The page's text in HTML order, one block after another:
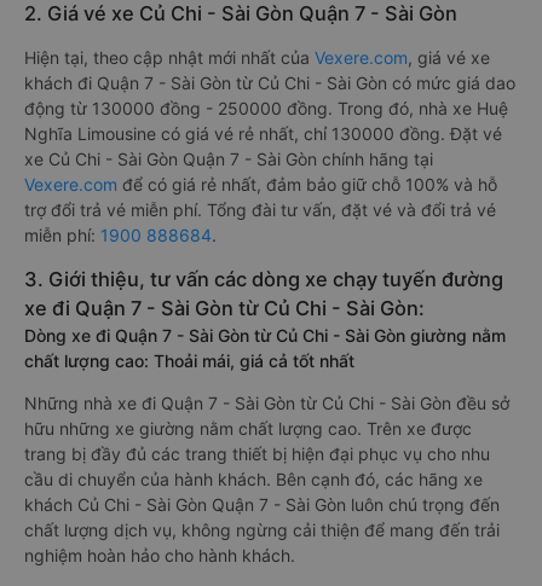
2. Giá vé xe Củ Chi - Sài Gòn Quận 7 - Sài Gòn
Hiện tại, theo cập nhật mới nhất của Vexere.com, giá vé xe
khách đi Quận 7 - Sài Gòn từ Củ Chi - Sài Gòn có mức giá dao
động từ 130000 đồng - 250000 đồng. Trong đó, nhà xe Huệ
Nghĩa Limousine có giá vé rẻ nhất, chỉ 130000 đồng. Đặt vé
xe Củ Chi - Sài Gòn Quận 7 - Sài Gòn chính hãng tại
Vexere.com để có giá rẻ nhất, đảm bảo giữ chỗ 100% và hỗ
trợ đổi trả vé miễn phí. Tổng đài tư vấn, đặt vé và đổi trả vé
miễn phí: 1900 888684.
3. Giới thiệu, tư vấn các dòng xe chạy tuyến đường
xe đi Quận 7 - Sài Gòn từ Củ Chi - Sài Gòn:
Dòng xe đi Quận 7 - Sài Gòn từ Củ Chi - Sài Gòn giường nằm
chất lượng cao: Thoải mái, giá cả tốt nhất
Những nhà xe đi Quận 7 - Sài Gòn từ Củ Chi - Sài Gòn đều sở
hữu những xe giường nằm chất lượng cao. Trên xe được
trang bị đầy đủ các trang thiết bị hiện đại phục vụ cho nhu
cầu di chuyển của hành khách. Bên cạnh đó, các hãng xe
khách Củ Chi - Sài Gòn Quận 7 - Sài Gòn luôn chú trọng đến
chất lượng dịch vụ, không ngừng cải thiện để mang đến trải
nghiệm hoàn hảo cho hành khách.